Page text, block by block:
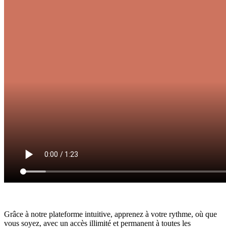
Grâce à notre plateforme intuitive, apprenez à votre rythme, où que
vous soyez, avec un accès illimité et permanent à toutes les